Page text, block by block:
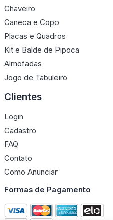
Chaveiro
Caneca e Copo
Placas e Quadros
Kit e Balde de Pipoca
Almofadas
Jogo de Tabuleiro
Clientes
Login
Cadastro
FAQ
Contato
Como Anunciar
Formas de Pagamento